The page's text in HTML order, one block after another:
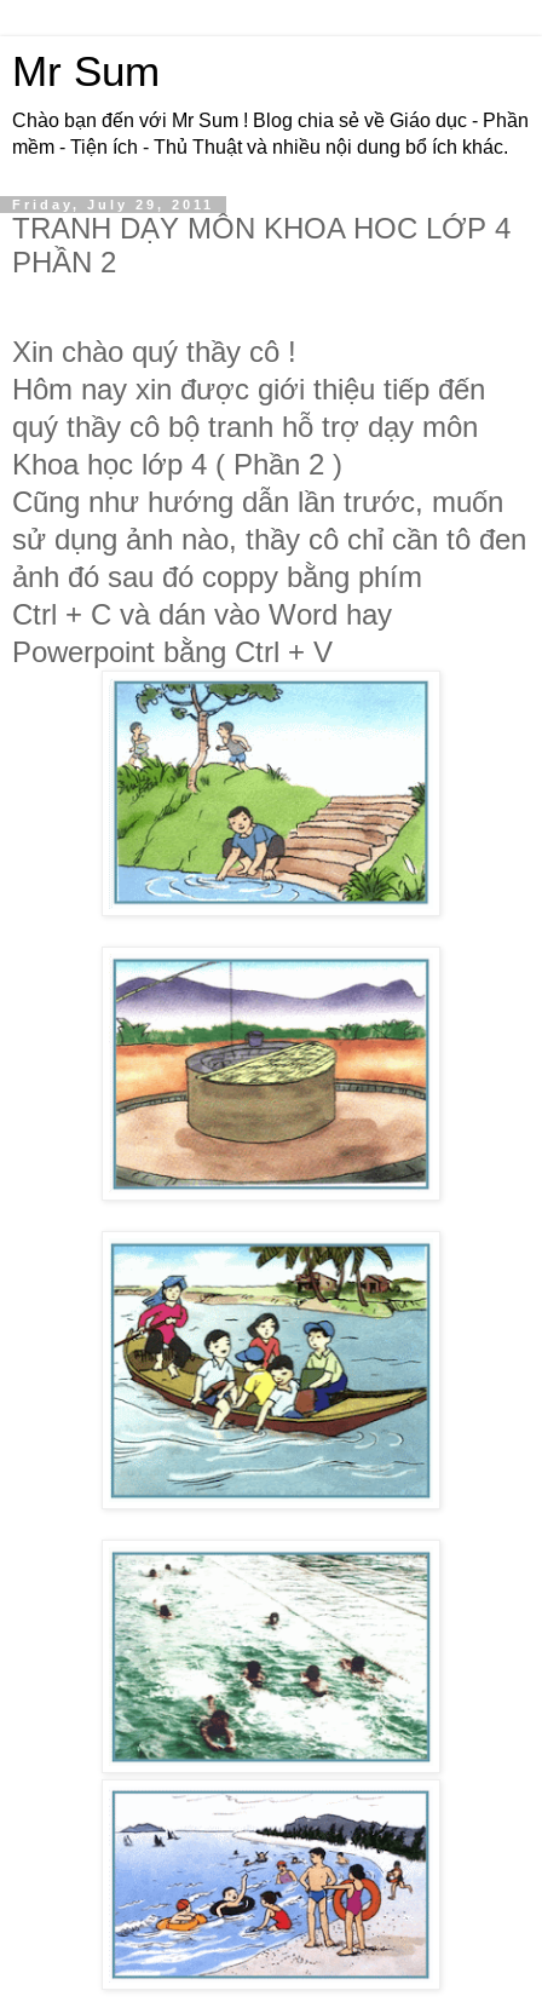
Mr Sum
Chào bạn đến với Mr Sum ! Blog chia sẻ về Giáo dục - Phần
mềm - Tiện ích - Thủ Thuật và nhiều nội dung bổ ích khác.
Friday, July 29, 2011
TRANH DẠY MÔN KHOA HOC LỚP 4
PHẦN 2
Xin chào quý thầy cô !
Hôm nay xin được giới thiệu tiếp đến
quý thầy cô bộ tranh hỗ trợ dạy môn
Khoa học lớp 4 ( Phần 2 )
Cũng như hướng dẫn lần trước, muốn
sử dụng ảnh nào, thầy cô chỉ cần tô đen
ảnh đó sau đó coppy bằng phím
Ctrl + C và dán vào Word hay
Powerpoint bằng Ctrl + V